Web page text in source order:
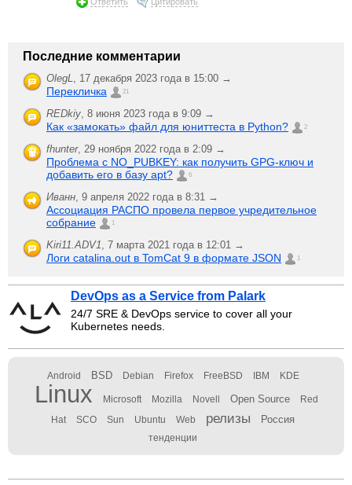
Последние комментарии
OlegL 17 декабря 2023 года в 15:00 →
Перекличка 21
REDkiy 8 июня 2023 года в 9:09 →
Как «замокать» файл для юниттеста в Python? 2
fhunter, 29 ноября 2022 года в 2:09 →
Проблема с NO_PUBKEY: как получить GPG-ключ и
добавить его в базу apt?
6
Иванн 9 апреля 2022 года в 8:31 →
Ассоциация РАСПО провела первое учредительное
собрание
1
Kiri11.ADV1 7 марта 2021 года в 12:01 →
Логи catalina.out в TomCat 9 в формате JSON 1
DevOps as a Service from Palark
24/7 SRE & DevOps service to cover all your
Kubernetes needs.
Android BSD Debian Firefox FreeBSD IBM KDE
Linux Microsoft Mozilla Novell Open Source Red
Hat SCO Sun Ubuntu Web релизы Россия
тенденции